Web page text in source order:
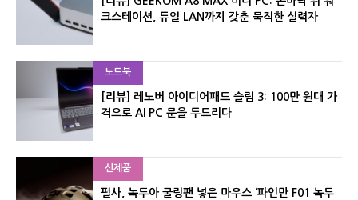
크스테이션, 듀얼 LAN까지 갖춘 묵직한 실력자
노트북
[리뷰] 레노버 아이디어패드 슬림 3: 100만 원대 가
격으로 AI PC 문을 두드리다
신제품
펄사, 녹투아 쿨링팬 넣은 마우스 ‘파인만 F01 녹투